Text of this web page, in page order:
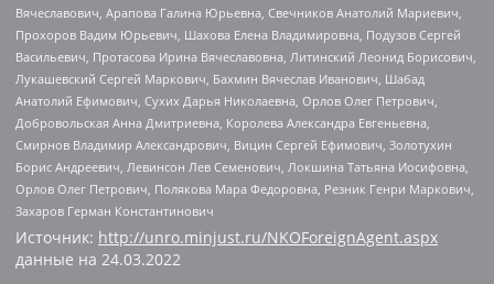
Вячеславович, Арапова Галина Юрьевна, Свечников Анатолий Мариевич,
Прохоров Вадим Юрьевич, Шахова Елена Владимировна, Подузов Сергей
Васильевич, Протасова Ирина Вячеславовна, Литинский Леонид Борисович,
Лукашевский Сергей Маркович, Бахмин Вячеслав Иванович, Шабад
Анатолий Ефимович, Сухих Дарья Николаевна, Орлов Олег Петрович,
Добровольская Анна Дмитриевна, Королева Александра Евгеньевна,
Смирнов Владимир Александрович, Вицин Сергей Ефимович, Золотухин
Борис Андреевич, Левинсон Лев Семенович, Локшина Татьяна Иосифовна,
Орлов Олег Петрович, Полякова Мара Федоровна, Резник Генри Маркович,
Захаров Герман Константинович
Источник: http://unro.minjust.ru/NKOForeignAgent.aspx
данные на 24.03.2022